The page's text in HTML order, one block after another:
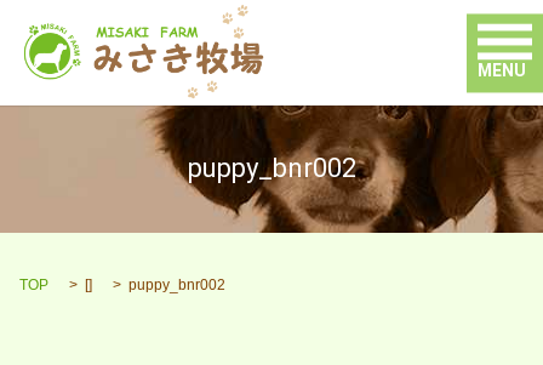
MENU
puppy_bnr002
TOP [] puppy_bnr002